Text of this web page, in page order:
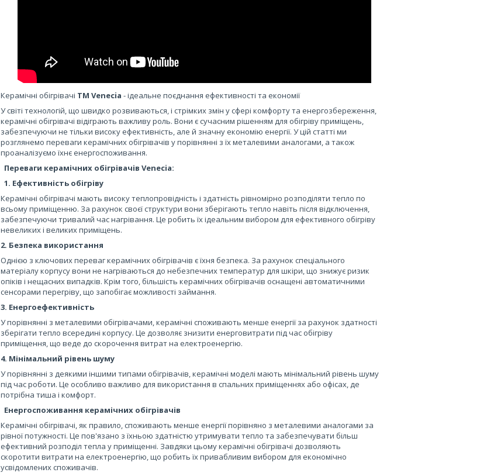
Керамічні обігрівачі ТМ Venecia - ідеальне поєднання ефективності та економії
У світі технологій, що швидко розвиваються, і стрімких змін у сфері комфорту та енергозбереження,
керамічні обігрівачі відіграють важливу роль. Вони є сучасним рішенням для обігріву приміщень,
забезпечуючи не тільки високу ефективність, але й значну економію енергії. У цій статті ми
розглянемо переваги керамічних обігрівачів у порівнянні з їх металевими аналогами, а також
проаналізуємо їхнє енергоспоживання.
Переваги керамічних обігрівачів Venecia:
1. Ефективність обігріву
Керамічні обігрівачі мають високу теплопровідність і здатність рівномірно розподіляти тепло по
всьому приміщенню. За рахунок своєї структури вони зберігають тепло навіть після відключення,
забезпечуючи тривалий час нагрівання. Це робить їх ідеальним вибором для ефективного обігріву
невеликих і великих приміщень.
2. Безпека використання
Однією з ключових переваг керамічних обігрівачів є їхня безпека. За рахунок спеціального
матеріалу корпусу вони не нагріваються до небезпечних температур для шкіри, що знижує ризик
опіків і нещасних випадків. Крім того, більшість керамічних обігрівачів оснащені автоматичними
сенсорами перегріву, що запобігає можливості займання.
3. Енергоефективність
У порівнянні з металевими обігрівачами, керамічні споживають менше енергії за рахунок здатності
зберігати тепло всередині корпусу. Це дозволяє знизити енерговитрати під час обігріву
приміщення, що веде до скорочення витрат на електроенергію.
4. Мінімальний рівень шуму
У порівнянні з деякими іншими типами обігрівачів, керамічні моделі мають мінімальний рівень шуму
під час роботи. Це особливо важливо для використання в спальних приміщеннях або офісах, де
потрібна тиша і комфорт.
Енергоспоживання керамічних обігрівачів
Керамічні обігрівачі, як правило, споживають менше енергії порівняно з металевими аналогами за
рівної потужності. Це пов'язано з їхньою здатністю утримувати тепло та забезпечувати більш
ефективний розподіл тепла у приміщенні. Завдяки цьому керамічні обігрівачі дозволяють
скоротити витрати на електроенергію, що робить їх привабливим вибором для економічно
усвідомлених споживачів.